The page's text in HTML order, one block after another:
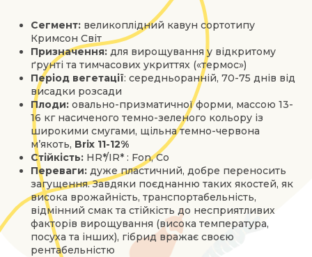
Сегмент: великоплідний кавун сортотипу
Кримсон Світ
Призначення: для вирощування у відкритому
ґрунті та тимчасових укриттях («термос»)
Період вегетації: середньоранній, 70-75 днів від
висадки розсади
Плоди: овально-призматичної форми, массою 13-
16 кг насиченого темно-зеленого кольору із
широкими смугами, щільна темно-червона
м’якоть, Brix 11-12%
Стійкість: HR*/IR* : Fon, Co
Переваги: дуже пластичний, добре переносить
загущення. Завдяки поєднанню таких якостей, як
висока врожайність, транспортабельність,
відмінний смак та стійкість до несприятливих
факторів вирощування (висока температура,
посуха та інших), гібрид вражає своєю
рентабельністю